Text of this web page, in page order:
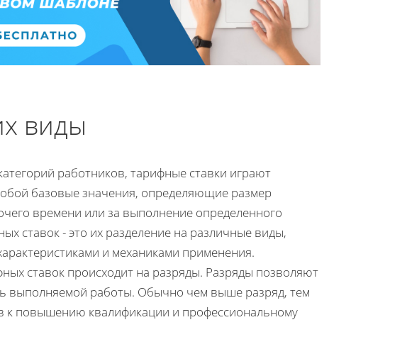
виды
работников, тарифные ставки играют
базовые значения, определяющие размер
времени или за выполнение определенного
ставок - это их разделение на различные виды,
и механиками применения.
ставок происходит на разряды. Разряды позволяют
выполняемой работы. Обычно чем выше разряд, тем
к повышению квалификации и профессиональному